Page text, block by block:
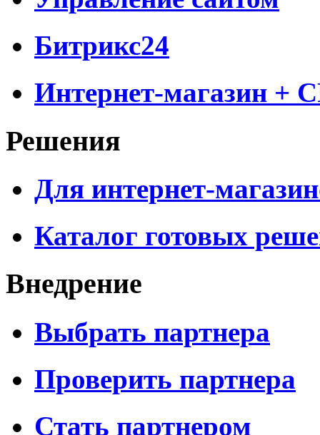
Битрикс24
Интернет-магазин +
Решения
Для интернет-
Каталог готовых
Внедрение
Выбрать партнера
Проверить партнера
Стать партнером